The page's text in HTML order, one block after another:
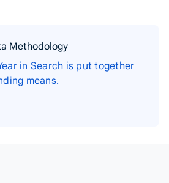
Methodology
in Search is put together
means.